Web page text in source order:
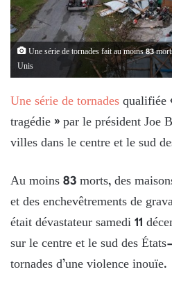
Une série de tornades fait au moins 83
Unis
Une série de tornadesqualifiée
tragédie » par le président Joe
villes dans le centre et le sud
Au moins 83 morts, des
et des enchevêtrements de
était dévastateur samedi 11
sur le centre et le sud des
tornades d’une violence inouïe.